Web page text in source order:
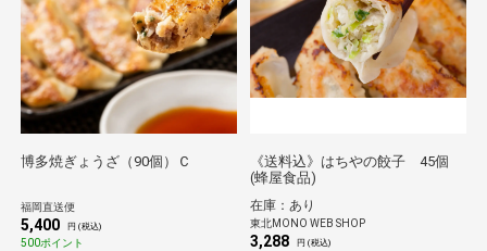
博多焼ぎょうざ（90個）Ｃ
福岡直送便
5,400 円 (税込)
500ポイント
《送料込》はちやの餃子 45個
(蜂屋食品)
在庫：あり
東北MONO WEB SHOP
3,288 円 (税込)